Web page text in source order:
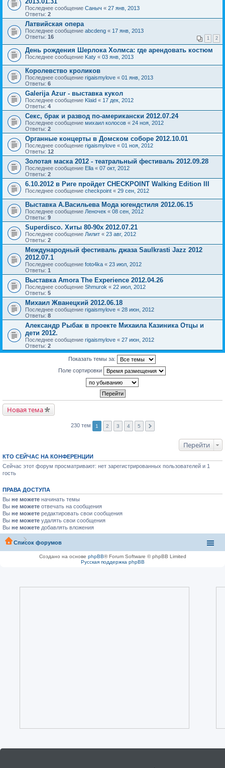
Последнее сообщение Саныч « 27 янв, 2013
Ответы: 2
Латвийская опера
Последнее сообщение abcdeng « 17 янв, 2013
Ответы: 16 1 2
День рождения Шерлока Холмса: где арендовать костюм
Последнее сообщение Katy « 03 янв, 2013
Королевство кроликов
Последнее сообщение rigaismylove « 01 янв, 2013
Ответы: 6
Galerija Azur - выставка кукол
Последнее сообщение Klaid « 17 дек, 2012
Ответы: 4
Секс, брак и развод по-американски 2012.07.24
Последнее сообщение михаил колосов « 24 ноя, 2012
Ответы: 2
Органные концерты в Домском соборе 2012.10.01
Последнее сообщение rigaismylove « 01 ноя, 2012
Ответы: 12
Золотая маска 2012 - театральный фестиваль 2012.09.28
Последнее сообщение Ella « 07 окт, 2012
Ответы: 2
6.10.2012 в Риге пройдет CHECKPOINT Walking Edition III
Последнее сообщение checkpoint « 29 сен, 2012
Выставка А.Васильева Мода югендстиля 2012.06.15
Последнее сообщение Леночек « 08 сен, 2012
Ответы: 9
Superdisco. Хиты 80-90х 2012.07.21
Последнее сообщение Лилит « 23 авг, 2012
Ответы: 2
Международный фестиваль джаза Saulkrasti Jazz 2012
2012.07.1
Последнее сообщение foto4ka « 23 июл, 2012
Ответы: 1
Выставка Amora The Experience 2012.04.26
Последнее сообщение Shmurok « 22 июл, 2012
Ответы: 5
Михаил Жванецкий 2012.06.18
Последнее сообщение rigaismylove « 28 июн, 2012
Ответы: 8
Александр Рыбак в проекте Михаила Казиника Отцы и
дети 2012.
Последнее сообщение rigaismylove « 27 июн, 2012
Ответы: 2
Показать темы за:
Поле сортировки
Новая тема
230 тем 1 2 3 4 5
Перейти
КТО СЕЙЧАС НА КОНФЕРЕНЦИИ
Сейчас этот форум просматривают: нет зарегистрированных пользователей и 1
гость
ПРАВА ДОСТУПА
Вы не можете начинать темы
Вы не можете отвечать на сообщения
Вы не можете редактировать свои сообщения
Вы не можете удалять свои сообщения
Вы не можете добавлять вложения
Список форумов
Создано на основе phpBB® Forum Software © phpBB Limited
Русская поддержка phpBB